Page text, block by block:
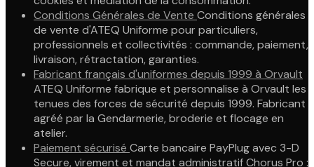
Conditions Générales de Vente Conditions générales
de vente d'ATEQ Uniforme pour particuliers,
professionnels et collectivités : commande, paiement,
livraison, rétractation, garanties.
Fabricant français d'uniformes depuis 1999 à Orvault
ATEQ Uniforme fabrique et personnalise à Orvault les
tenues des forces de sécurité depuis 1999. Fabricant
agréé par la Gendarmerie, broderie et flocage en
atelier.
Paiement sécurisé Carte bancaire PayPlug avec 3-D
Secure, virement et mandat administratif Chorus Pro :